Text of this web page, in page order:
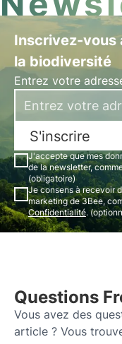
Inscrivez-vous
la biodiversité
Entrez votre
S'inscrire
J'accepte que mes
de la newsletter,
(obligatoire)
Je consens à recevoir
marketing de 3Bee,
Confidentialité.
Questions
Vous avez des
article ? Vous